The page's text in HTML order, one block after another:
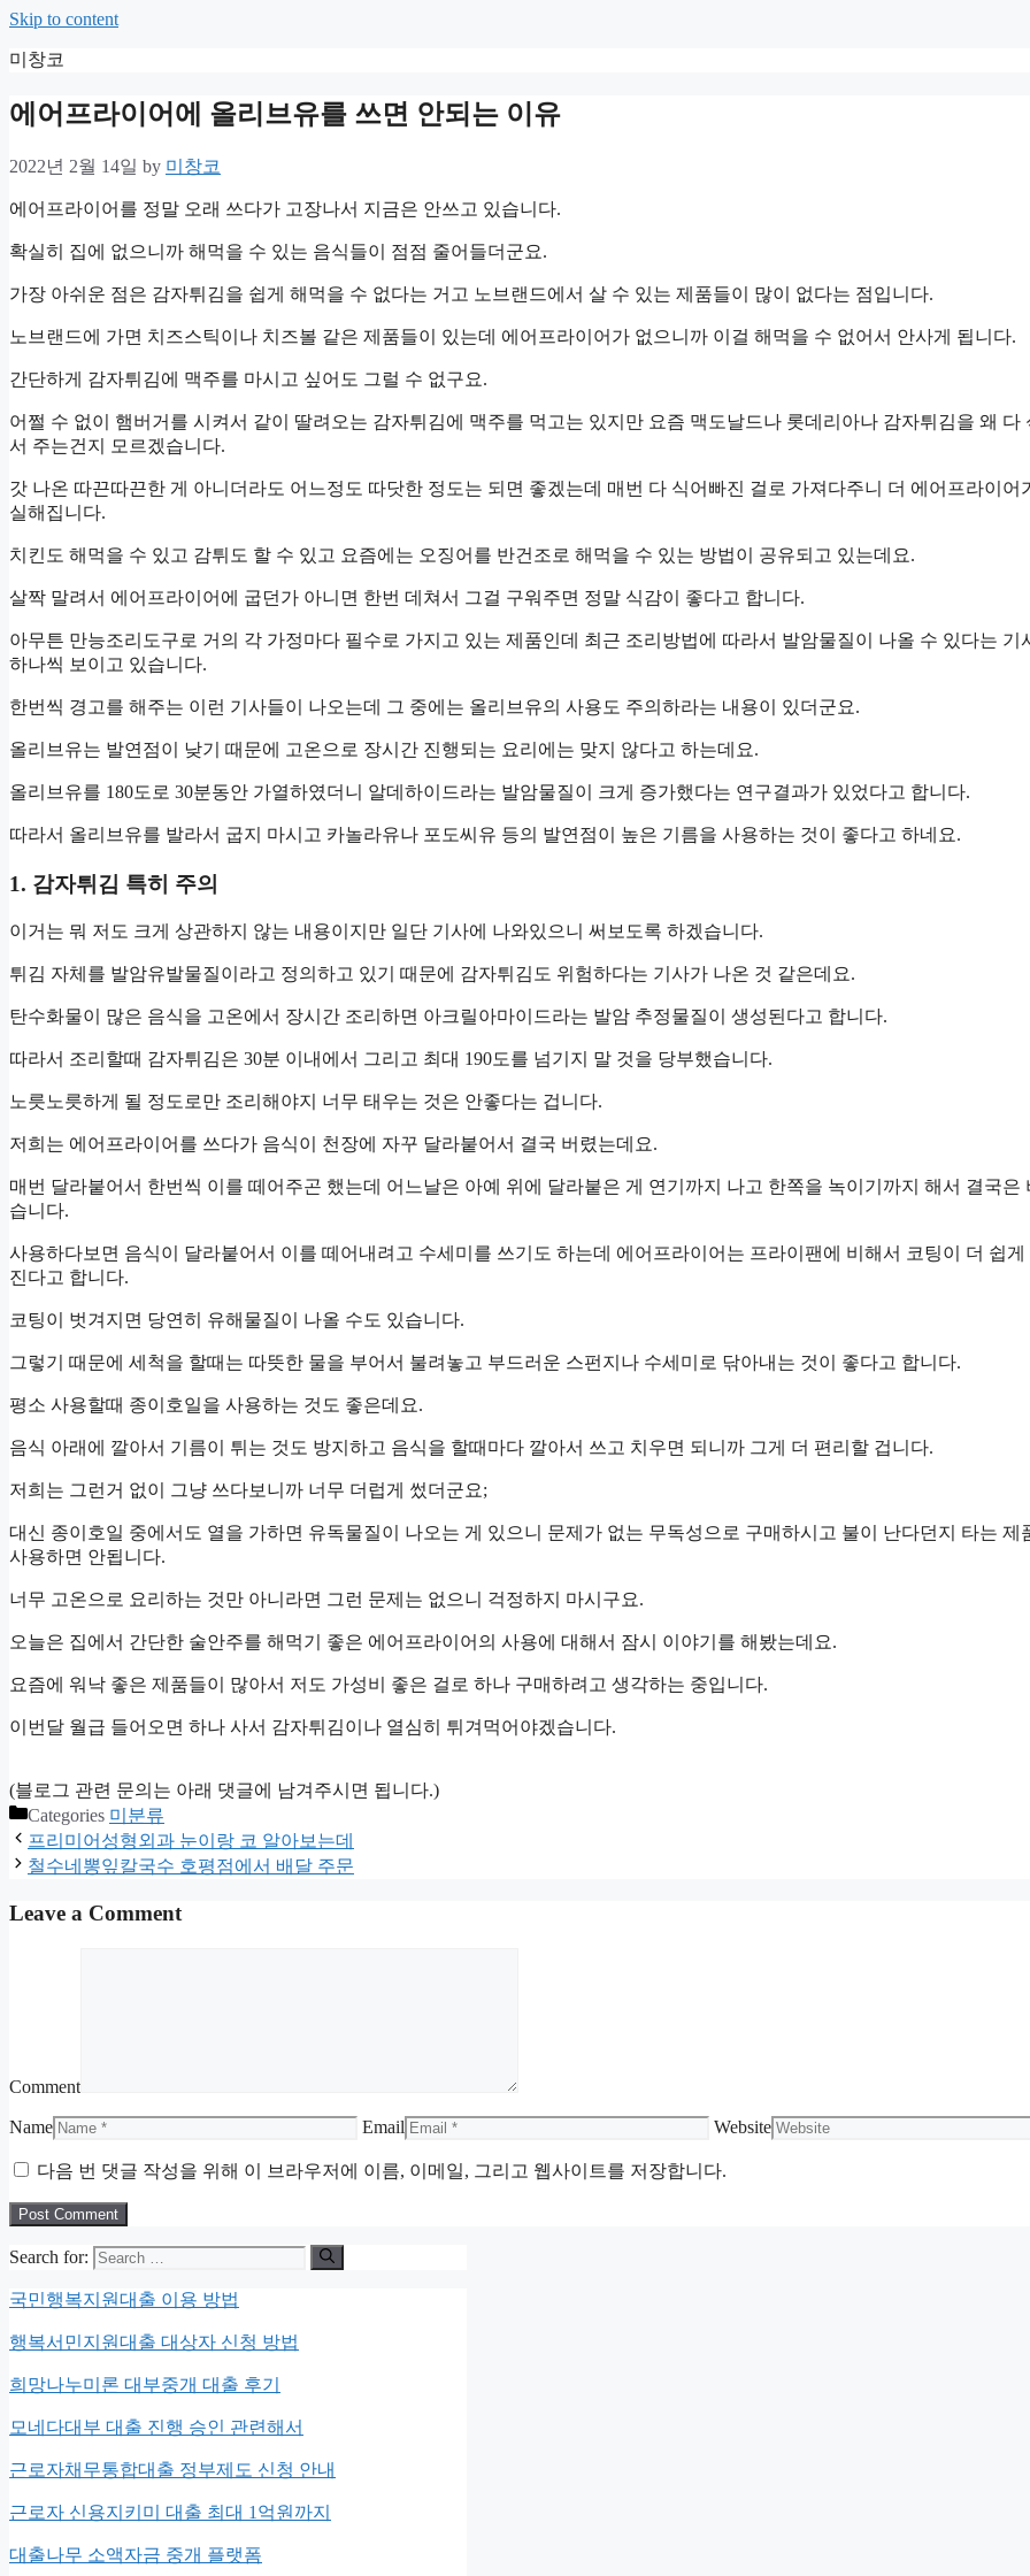
Skip to content
미창코
에어프라이어에 올리브유를 쓰면 안되는 이유
2022년 2월 14일 by 미창코
에어프라이어를 정말 오래 쓰다가 고장나서 지금은 안쓰고 있습니다.
확실히 집에 없으니까 해먹을 수 있는 음식들이 점점 줄어들더군요.
가장 아쉬운 점은 감자튀김을 쉽게 해먹을 수 없다는 거고 노브랜드에서 살 수 있는 제품들이 많이 없다는 점입니다.
노브랜드에 가면 치즈스틱이나 치즈볼 같은 제품들이 있는데 에어프라이어가 없으니까 이걸 해먹을 수 없어서 안사게 됩니다.
간단하게 감자튀김에 맥주를 마시고 싶어도 그럴 수 없구요.
어쩔 수 없이 햄버거를 시켜서 같이 딸려오는 감자튀김에 맥주를 먹고는 있지만 요즘 맥도날드나 롯데리아나 감자튀김을 왜 다
서 주는건지 모르겠습니다.
갓 나온 따끈따끈한 게 아니더라도 어느정도 따닷한 정도는 되면 좋겠는데 매번 다 식어빠진 걸로 가져다주니 더 에어프라이어
실해집니다.
치킨도 해먹을 수 있고 감튀도 할 수 있고 요즘에는 오징어를 반건조로 해먹을 수 있는 방법이 공유되고 있는데요.
살짝 말려서 에어프라이어에 굽던가 아니면 한번 데쳐서 그걸 구워주면 정말 식감이 좋다고 합니다.
아무튼 만능조리도구로 거의 각 가정마다 필수로 가지고 있는 제품인데 최근 조리방법에 따라서 발암물질이 나올 수 있다는 기
하나씩 보이고 있습니다.
한번씩 경고를 해주는 이런 기사들이 나오는데 그 중에는 올리브유의 사용도 주의하라는 내용이 있더군요.
올리브유는 발연점이 낮기 때문에 고온으로 장시간 진행되는 요리에는 맞지 않다고 하는데요.
올리브유를 180도로 30분동안 가열하였더니 알데하이드라는 발암물질이 크게 증가했다는 연구결과가 있었다고 합니다.
따라서 올리브유를 발라서 굽지 마시고 카놀라유나 포도씨유 등의 발연점이 높은 기름을 사용하는 것이 좋다고 하네요.
1. 감자튀김 특히 주의
이거는 뭐 저도 크게 상관하지 않는 내용이지만 일단 기사에 나와있으니 써보도록 하겠습니다.
튀김 자체를 발암유발물질이라고 정의하고 있기 때문에 감자튀김도 위험하다는 기사가 나온 것 같은데요.
탄수화물이 많은 음식을 고온에서 장시간 조리하면 아크릴아마이드라는 발암 추정물질이 생성된다고 합니다.
따라서 조리할때 감자튀김은 30분 이내에서 그리고 최대 190도를 넘기지 말 것을 당부했습니다.
노릇노릇하게 될 정도로만 조리해야지 너무 태우는 것은 안좋다는 겁니다.
저희는 에어프라이어를 쓰다가 음식이 천장에 자꾸 달라붙어서 결국 버렸는데요.
매번 달라붙어서 한번씩 이를 떼어주곤 했는데 어느날은 아예 위에 달라붙은 게 연기까지 나고 한쪽을 녹이기까지 해서 결국은
습니다.
사용하다보면 음식이 달라붙어서 이를 떼어내려고 수세미를 쓰기도 하는데 에어프라이어는 프라이팬에 비해서 코팅이 더 쉽게
진다고 합니다.
코팅이 벗겨지면 당연히 유해물질이 나올 수도 있습니다.
그렇기 때문에 세척을 할때는 따뜻한 물을 부어서 불려놓고 부드러운 스펀지나 수세미로 닦아내는 것이 좋다고 합니다.
평소 사용할때 종이호일을 사용하는 것도 좋은데요.
음식 아래에 깔아서 기름이 튀는 것도 방지하고 음식을 할때마다 깔아서 쓰고 치우면 되니까 그게 더 편리할 겁니다.
저희는 그런거 없이 그냥 쓰다보니까 너무 더럽게 썼더군요;
대신 종이호일 중에서도 열을 가하면 유독물질이 나오는 게 있으니 문제가 없는 무독성으로 구매하시고 불이 난다던지 타는 제
사용하면 안됩니다.
너무 고온으로 요리하는 것만 아니라면 그런 문제는 없으니 걱정하지 마시구요.
오늘은 집에서 간단한 술안주를 해먹기 좋은 에어프라이어의 사용에 대해서 잠시 이야기를 해봤는데요.
요즘에 워낙 좋은 제품들이 많아서 저도 가성비 좋은 걸로 하나 구매하려고 생각하는 중입니다.
이번달 월급 들어오면 하나 사서 감자튀김이나 열심히 튀겨먹어야겠습니다.
(블로그 관련 문의는 아래 댓글에 남겨주시면 됩니다.)
Categories 미분류
프리미어성형외과 눈이랑 코 알아보는데
철수네뽕잎칼국수 호평점에서 배달 주문
Leave a Comment
Comment
Name Email Website
다음 번 댓글 작성을 위해 이 브라우저에 이름, 이메일, 그리고 웹사이트를 저장합니다.
Search for:
국민행복지원대출 이용 방법
행복서민지원대출 대상자 신청 방법
희망나누미론 대부중개 대출 후기
모네다대부 대출 진행 승인 관련해서
근로자채무통합대출 정부제도 신청 안내
근로자 신용지키미 대출 최대 1억원까지
대출나무 소액자금 중개 플랫폼